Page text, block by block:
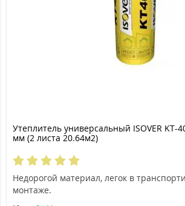
Утеплитель универсальный ISOVER KT-
мм (2 листа 20.64м2)
Недорогой материал, легок в
монтаже.